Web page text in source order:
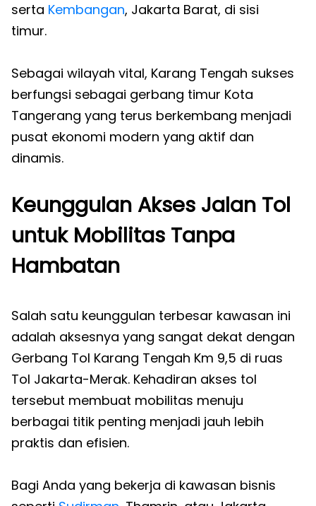
serta Kembangan, Jakarta Barat, di sisi
timur.
Sebagai wilayah vital, Karang Tengah sukses
berfungsi sebagai gerbang timur Kota
Tangerang yang terus berkembang menjadi
pusat ekonomi modern yang aktif dan
dinamis.
Keunggulan Akses Jalan Tol
untuk Mobilitas Tanpa
Hambatan
Salah satu keunggulan terbesar kawasan ini
adalah aksesnya yang sangat dekat dengan
Gerbang Tol Karang Tengah Km 9,5 di ruas
Tol Jakarta-Merak. Kehadiran akses tol
tersebut membuat mobilitas menuju
berbagai titik penting menjadi jauh lebih
praktis dan efisien.
Bagi Anda yang bekerja di kawasan bisnis